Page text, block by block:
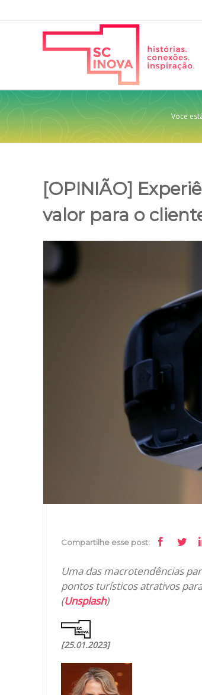
Voce
[OPINIÃO]
valor para o
View
Image
Compartilhe esse post: Facebook
Uma das macrotendências
pontos turísticos atrativos
(Unsplash)
[25.01.2023]